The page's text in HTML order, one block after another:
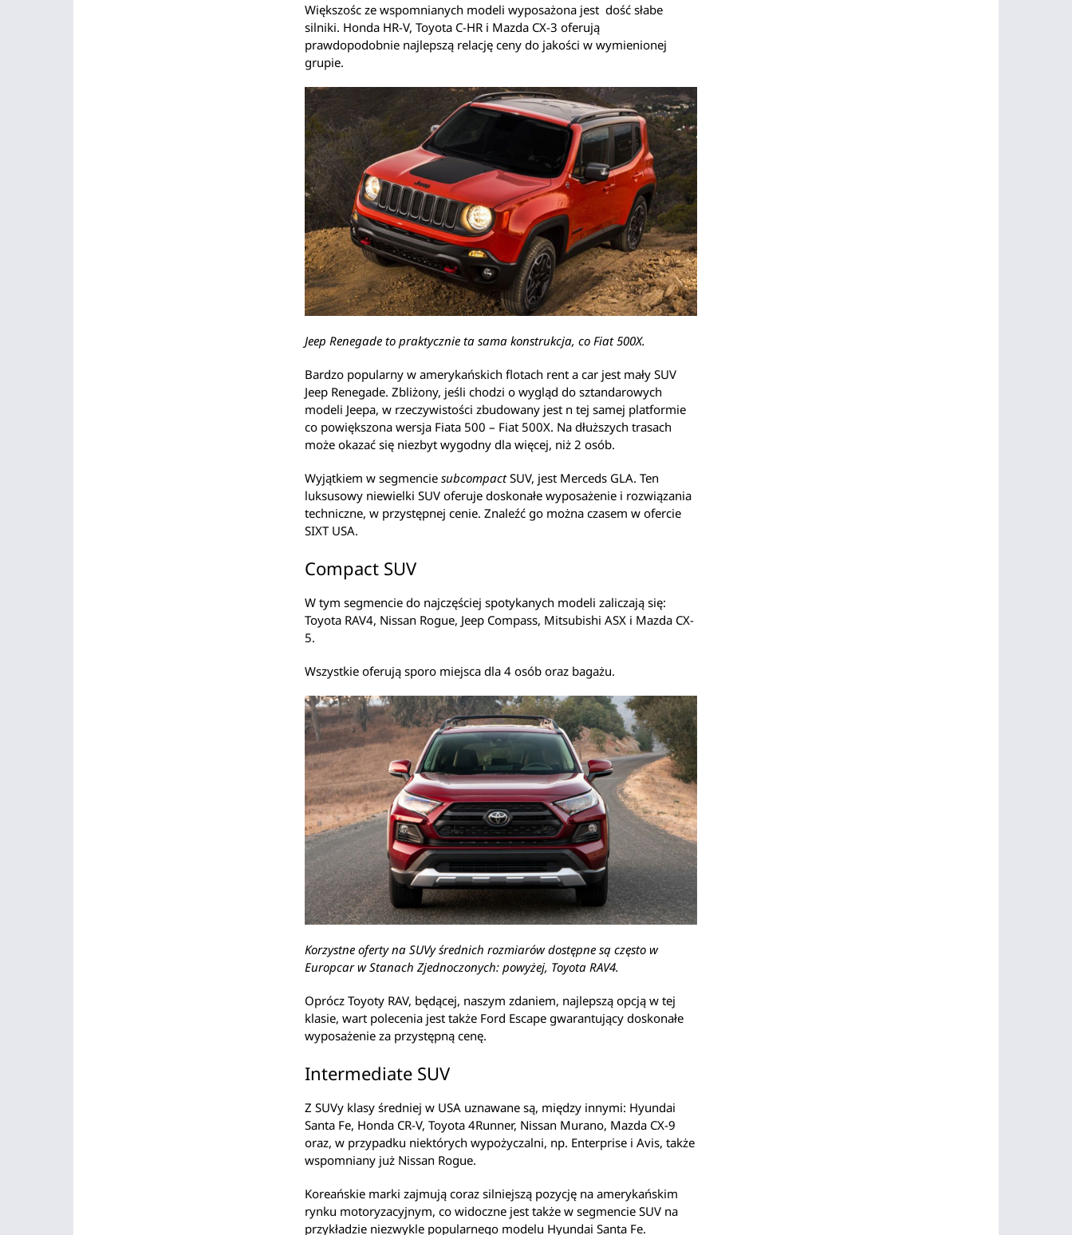
Większośc ze wspomnianych modeli wyposażona jest dość słabe
silniki. Honda HR-V, Toyota C-HR i Mazda CX-3 oferują
prawdopodobnie najlepszą relację ceny do jakości w wymienionej
grupie.
Jeep Renegade to praktycznie ta sama konstrukcja, co Fiat 500X.
Bardzo popularny w amerykańskich flotach rent a car jest mały SUV
Jeep Renegade. Zbliżony, jeśli chodzi o wygląd do sztandarowych
modeli Jeepa, w rzeczywistości zbudowany jest n tej samej platformie
co powiększona wersja Fiata 500 – Fiat 500X. Na dłuższych trasach
może okazać się niezbyt wygodny dla więcej, niż 2 osób.
Wyjątkiem w segmencie subcompactSUV, jest Merceds GLA. Ten
luksusowy niewielki SUV oferuje doskonałe wyposażenie i rozwiązania
techniczne, w przystępnej cenie. Znaleźć go można czasem w ofercie
SIXT USA.
Compact SUV
W tym segmencie do najczęściej spotykanych modeli zaliczają się:
Toyota RAV4, Nissan Rogue, Jeep Compass, Mitsubishi ASX i Mazda CX-
5.
Wszystkie oferują sporo miejsca dla 4 osób oraz bagażu.
Korzystne oferty na SUVy średnich rozmiarów dostępne są często w
Europcar w Stanach Zjednoczonych: powyżej, Toyota RAV4.
Oprócz Toyoty RAV, będącej, naszym zdaniem, najlepszą opcją w tej
klasie, wart polecenia jest także Ford Escape gwarantujący doskonałe
wyposażenie za przystępną cenę.
Intermediate SUV
Z SUVy klasy średniej w USA uznawane są, między innymi: Hyundai
Santa Fe, Honda CR-V, Toyota 4Runner, Nissan Murano, Mazda CX-9
oraz, w przypadku niektórych wypożyczalni, np. Enterprise i Avis, także
wspomniany już Nissan Rogue.
Koreańskie marki zajmują coraz silniejszą pozycję na amerykańskim
rynku motoryzacyjnym, co widoczne jest także w segmencie SUV na
przykładzie niezwykle popularnego modelu Hyundai Santa Fe.